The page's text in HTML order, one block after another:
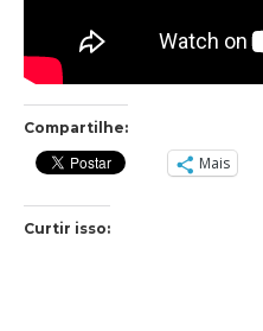
Compartilhe:
Mais
Curtir isso: